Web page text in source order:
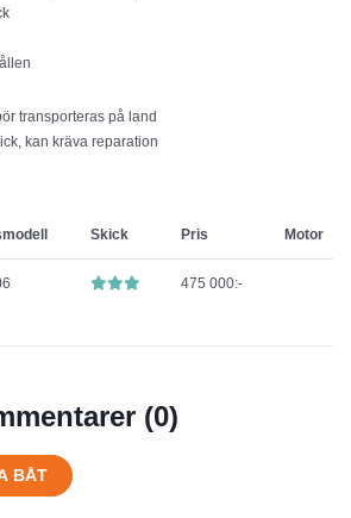
transporteras på land
kan kräva reparation
Skick Pris Motor
475 000:-
(0)
BÅT